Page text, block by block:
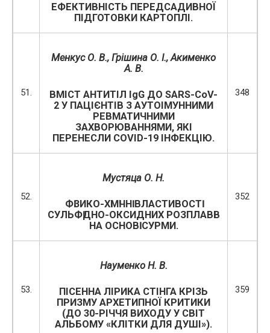
ЕФЕКТИВНІСТЬ ПЕРЕДСАДИВНОЇ
ПІДГОТОВКИ КАРТОПЛІ.
51.
Менкус О. В., Грішина О. І., Акименко
А. В.
ВМІСТ АНТИТІЛ IgG ДО SARS-CoV-
2 У ПАЦІЄНТІВ З АУТОІМУННИМИ
РЕВМАТИЧНИМИ
ЗАХВОРЮВАННЯМИ, ЯКІ
ПЕРЕНЕСЛИ COVID-19 ІНФЕКЦІЮ.
348
52.
Мустяца О. Н.
ФӀЗИКО-ХӀМӀЧНӀ ВЛАСТИВОСТӀ
СУЛЬФӀДНО-ОКСИДНИХ РОЗПЛАВӀВ
НА ОСНОВӀ СУРМИ.
352
53.
Науменко Н. В.
ПІСЕННА ЛІРИКА СТІНГА КРІЗЬ
ПРИЗМУ АРХЕТИПНОЇ КРИТИКИ
(ДО 30-РІЧЧЯ ВИХОДУ У СВІТ
АЛЬБОМУ «КЛІТКИ ДЛЯ ДУШІ»).
359